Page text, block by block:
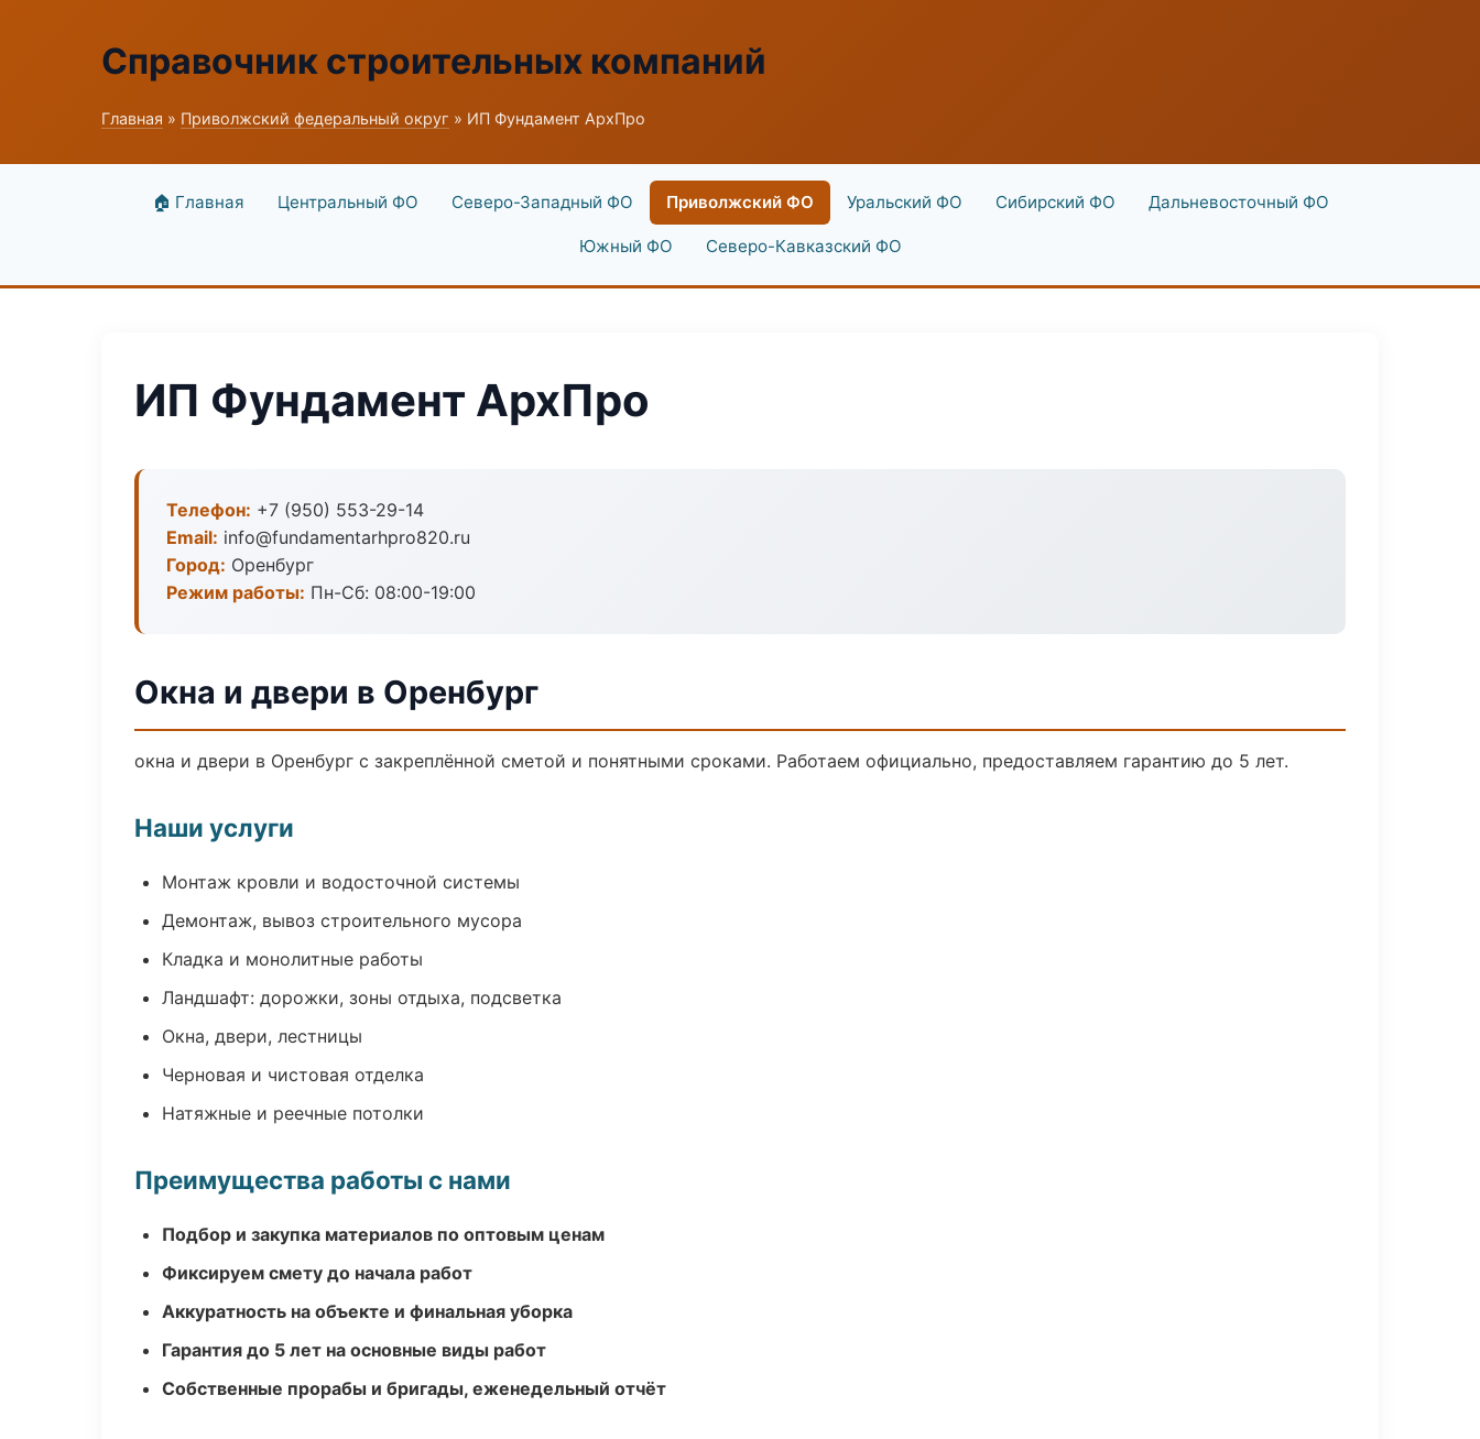
Справочник строительных компаний
Главная » Приволжский федеральный округ » ИП Фундамент АрхПро
🏠 Главная Центральный ФО Северо-Западный ФО Приволжский ФО Уральский ФО Сибирский ФО Дальневосточный ФО
Южный ФО Северо-Кавказский ФО
ИП Фундамент АрхПро
Телефон: +7 (950) 553-29-14
Email: info@fundamentarhpro820.ru
Город: Оренбург
Режим работы: Пн-Сб: 08:00-19:00
Окна и двери в Оренбург
окна и двери в Оренбург с закреплённой сметой и понятными сроками. Работаем официально, предоставляем гарантию до 5 лет.
Наши услуги
Монтаж кровли и водосточной системы
Демонтаж, вывоз строительного мусора
Кладка и монолитные работы
Ландшафт: дорожки, зоны отдыха, подсветка
Окна, двери, лестницы
Черновая и чистовая отделка
Натяжные и реечные потолки
Преимущества работы с нами
Подбор и закупка материалов по оптовым ценам
Фиксируем смету до начала работ
Аккуратность на объекте и финальная уборка
Гарантия до 5 лет на основные виды работ
Собственные прорабы и бригады, еженедельный отчёт